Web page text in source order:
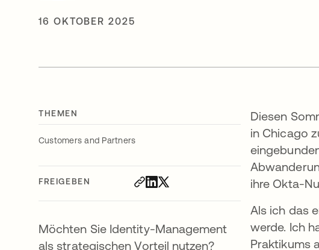
16 OKTOBER 2025
THEMEN
Customers and Partners
FREIGEBEN
Möchten Sie Identity-Management
als strategischen Vorteil nutzen?
Diesen
in Chicago
ihre Okta-
Als ich das
werde. Ich
Praktikums